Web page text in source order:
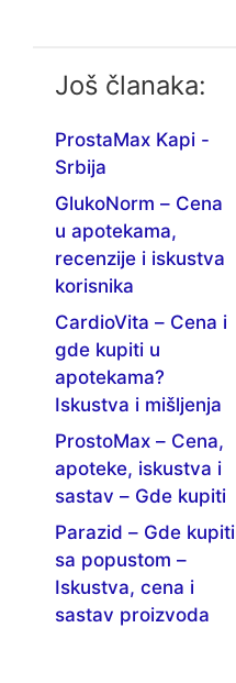
Još članaka:
ProstaMax Kapi -
Srbija
GlukoNorm – Cena
u apotekama,
recenzije i iskustva
korisnika
CardioVita – Cena i
gde kupiti u
apotekama?
Iskustva i mišljenja
ProstoMax – Cena,
apoteke, iskustva i
sastav – Gde kupiti
Parazid – Gde kupiti
sa popustom –
Iskustva, cena i
sastav proizvoda